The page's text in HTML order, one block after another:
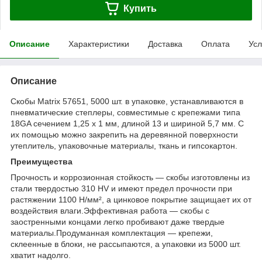
Купить
Описание Характеристики Доставка Оплата
Описание
Скобы Matrix 57651, 5000 шт. в упаковке, устанавливаются в
пневматические степлеры, совместимые с крепежами типа
18GA сечением 1,25 х 1 мм, длиной 13 и шириной 5,7 мм. С
их помощью можно закрепить на деревянной поверхности
утеплитель, упаковочные материалы, ткань и гипсокартон.
Преимущества
Прочность и коррозионная стойкость — скобы изготовлены из
стали твердостью 310 HV и имеют предел прочности при
растяжении 1100 Н/мм², а цинковое покрытие защищает их от
воздействия влаги.Эффективная работа — скобы с
заостренными концами легко пробивают даже твердые
материалы.Продуманная комплектация — крепежи,
склеенные в блоки, не рассыпаются, а упаковки из 5000 шт.
хватит надолго.